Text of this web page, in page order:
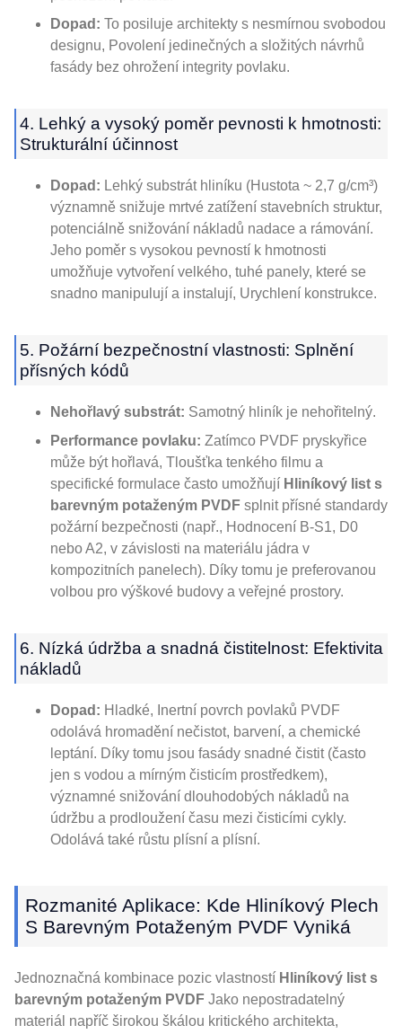
Dopad: To posiluje architekty s nesmírnou svobodou
designu, Povolení jedinečných a složitých návrhů
fasády bez ohrožení integrity povlaku.
4. Lehký a vysoký poměr pevnosti k hmotnosti:
Strukturální účinnost
Dopad: Lehký substrát hliníku (Hustota ~ 2,7 g/cm³)
významně snižuje mrtvé zatížení stavebních struktur,
potenciálně snižování nákladů nadace a rámování.
Jeho poměr s vysokou pevností k hmotnosti
umožňuje vytvoření velkého, tuhé panely, které se
snadno manipulují a instalují, Urychlení konstrukce.
5. Požární bezpečnostní vlastnosti: Splnění
přísných kódů
Nehořlavý substrát: Samotný hliník je nehořitelný.
Performance povlaku: Zatímco PVDF pryskyřice
může být hořlavá, Tloušťka tenkého filmu a
specifické formulace často umožňují Hliníkový list s
barevným potaženým PVDF splnit přísné standardy
požární bezpečnosti (např., Hodnocení B-S1, D0
nebo A2, v závislosti na materiálu jádra v
kompozitních panelech). Díky tomu je preferovanou
volbou pro výškové budovy a veřejné prostory.
6. Nízká údržba a snadná čistitelnost: Efektivita
nákladů
Dopad: Hladké, Inertní povrch povlaků PVDF
odolává hromadění nečistot, barvení, a chemické
leptání. Díky tomu jsou fasády snadné čistit (často
jen s vodou a mírným čisticím prostředkem),
významné snižování dlouhodobých nákladů na
údržbu a prodloužení času mezi čisticími cykly.
Odolává také růstu plísní a plísní.
Rozmanité Aplikace: Kde Hliníkový Plech
S Barevným Potaženým PVDF Vyniká
Jednoznačná kombinace pozic vlastností Hliníkový list s
barevným potaženým PVDF Jako nepostradatelný
materiál napříč širokou škálou kritického architekta,